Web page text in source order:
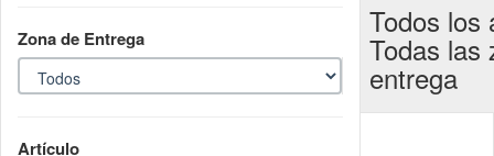
Zona de Entrega
Artículo
Todos los
Todas las
entrega